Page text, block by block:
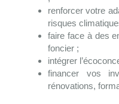
renforcer votre
risques
faire face à des
foncier ;
intégrer
financer vos
rénovations,